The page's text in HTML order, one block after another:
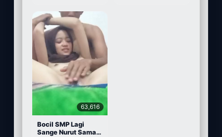
63,616
Bocil SMP Lagi
Sange Nurut Sama